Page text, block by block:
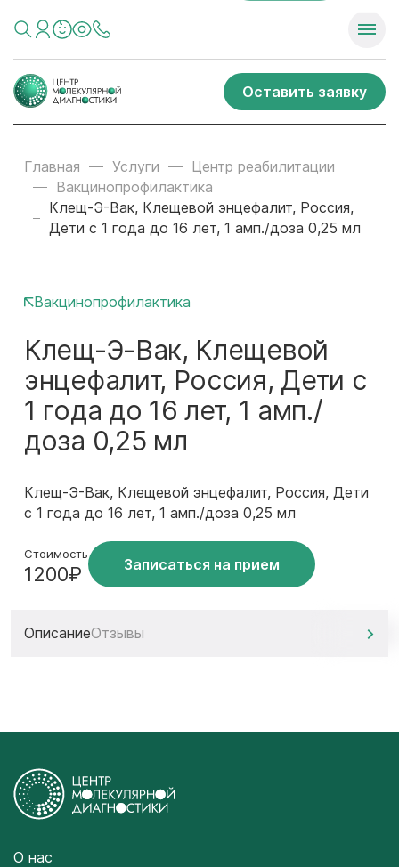
Оставить заявку
Главная Услуги
Центр реабилитации
Вакцинопрофилактика
Клещ-Э-Вак, Клещевой энцефалит, Россия,
Дети с 1 года до 16 лет, 1 амп./доза 0,25 мл
Вакцинопрофилактика
Клещ-Э-Вак, Клещевой
энцефалит, Россия, Дети с
1 года до 16 лет, 1 амп./
доза 0,25 мл
Клещ-Э-Вак, Клещевой энцефалит, Россия, Дети
с 1 года до 16 лет, 1 амп./доза 0,25 мл
Стоимость
1200₽ Записаться на прием
ОписаниеОтзывы
О нас